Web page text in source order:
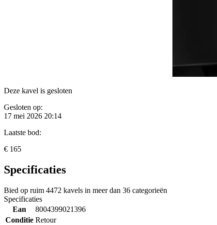
Deze kavel is gesloten
Gesloten op:
17 mei 2026 20:14
Laatste bod:
€ 165
Specificaties
Bied op ruim 4472 kavels in meer dan 36 categorieën
Specificaties
Ean
8004399021396
Conditie Retour